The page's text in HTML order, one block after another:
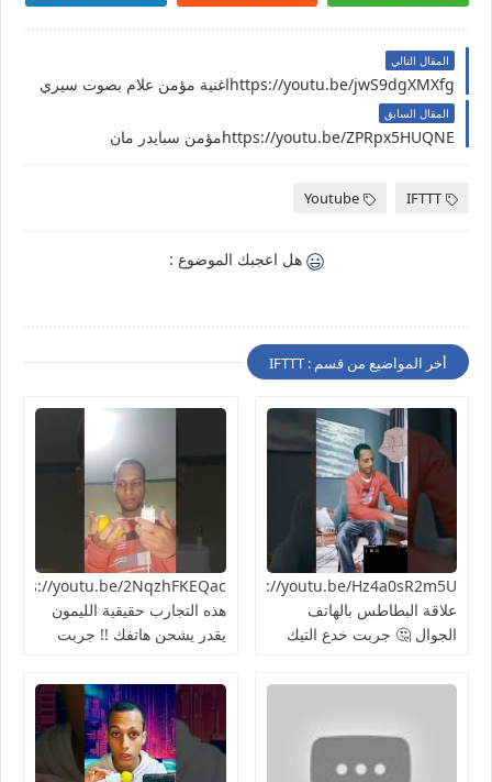
المقال التالي
https://youtu.be/jwS9dgXMXfgاغنية مؤمن علام بصوت سيري
المقال السابق
https://youtu.be/ZPRpx5HUQNEمؤمن سبايدر مان
IFTTT
Youtube
هل اعجبك الموضوع :
أخر المواضيع من قسم : IFTTT
https://youtu.be/Hz4a0sR2m5Uما
علاقة البطاطس بالهاتف
الجوال 🤔 جربت خدع التيك
هذه التجارب حقيقية الليمون
يقدر يشحن هاتفك !! جربت